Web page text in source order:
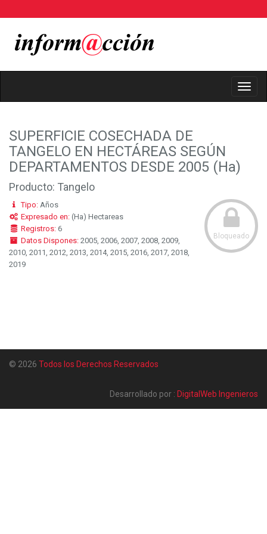
SUPERFICIE COSECHADA DE
TANGELO EN HECTÁREAS SEGÚN
DEPARTAMENTOS DESDE 2005 (Ha)
Producto: Tangelo
Bloqueado
Tipo:Años
Expresado en:(Ha) Hectareas
Registros:6
Datos Dispones:2005, 2006, 2007, 2008, 2009,
2010, 2011, 2012, 2013, 2014, 2015, 2016, 2017, 2018,
2019
© 2026 Todos los Derechos Reservados
Desarrollado por : DigitalWeb Ingenieros